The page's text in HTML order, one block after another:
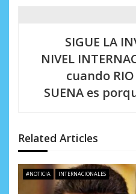
e
e
SIGUE LA
NIVEL
cuando RIO
SUENA es
Related Articles
#NOTICIA INTERNACIONALES